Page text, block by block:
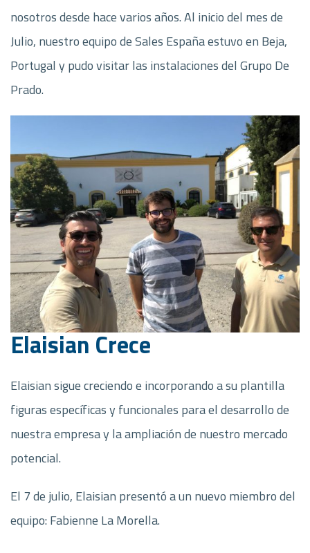
nosotros desde hace varios años. Al inicio del mes de
Julio, nuestro equipo de Sales España estuvo en Beja,
Portugal y pudo visitar las instalaciones del Grupo De
Prado.
Elaisian Crece
Elaisian sigue creciendo e incorporando a su plantilla
figuras específicas y funcionales para el desarrollo de
nuestra empresa y la ampliación de nuestro mercado
potencial.
El 7 de julio, Elaisian presentó a un nuevo miembro del
equipo: Fabienne La Morella.